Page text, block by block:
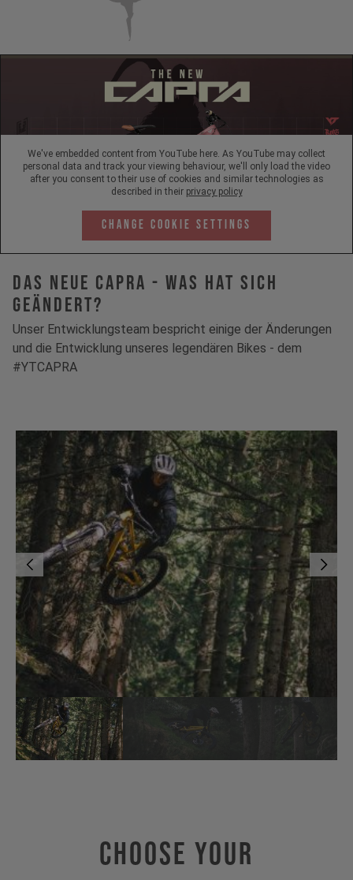
We've embedded content from YouTube here. As YouTube may collect
personal data and track your viewing behaviour, we'll only load the video
after you consent to their use of cookies and similar technologies as
described in their privacy policy
Change Cookie Settings
Das neue Capra - Was hat sich
geändert?
Unser Entwicklungsteam bespricht einige der Änderungen
und die Entwicklung unseres legendären Bikes - dem
#YTCAPRA
Choose Your